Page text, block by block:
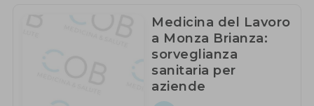
Medicina del Lavoro
a Monza Brianza:
sorveglianza
sanitaria per
aziende